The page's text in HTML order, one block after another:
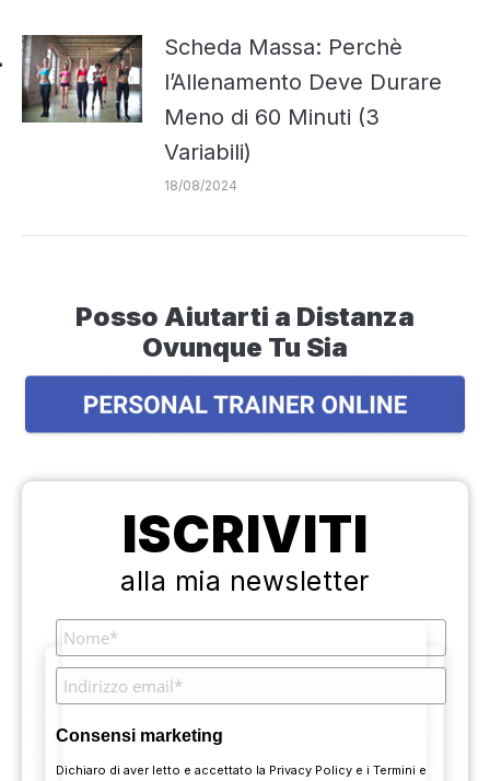
Scheda Massa: Perchè
l’Allenamento Deve Durare
Meno di 60 Minuti (3
Variabili)
18/08/2024
Posso Aiutarti a Distanza
Ovunque Tu Sia
ISCRIVITI
alla mia newsletter
Consensi marketing
Dichiaro di aver letto e accettato la Privacy Policy e iTermini e